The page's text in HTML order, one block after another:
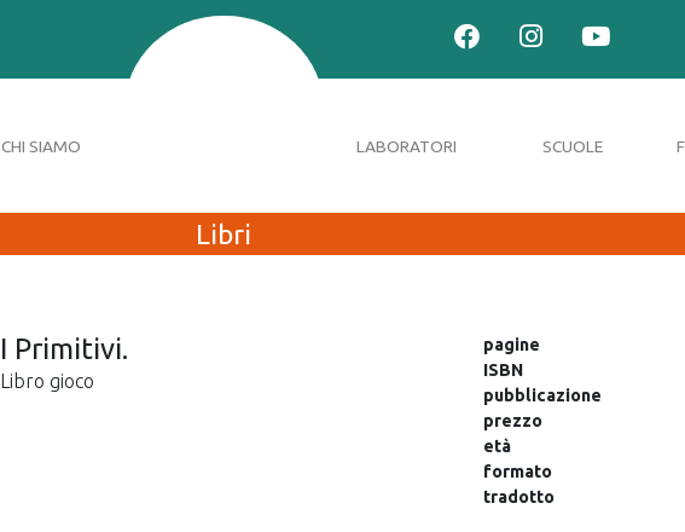
CHI SIAMO LABORATORI SCUOLE
Libri
I Primitivi.
Libro gioco
pagine
ISBN
pubblicazione
prezzo
età
formato
tradotto